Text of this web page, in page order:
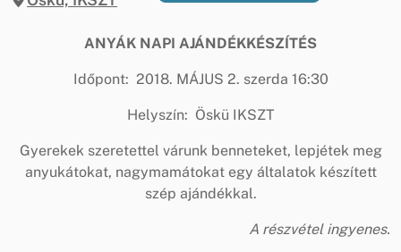
ANYÁK NAPI AJÁNDÉKKÉSZÍTÉS
Időpont: 2018. MÁJUS 2. szerda 16:30
Helyszín: Öskü IKSZT
Gyerekek szeretettel várunk benneteket, lepjétek meg
anyukátokat, nagymamátokat egy általatok készített
szép ajándékkal.
A részvétel ingyenes.